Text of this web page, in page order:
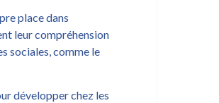
place dans
leur compréhension
sociales, comme le
développer chez les